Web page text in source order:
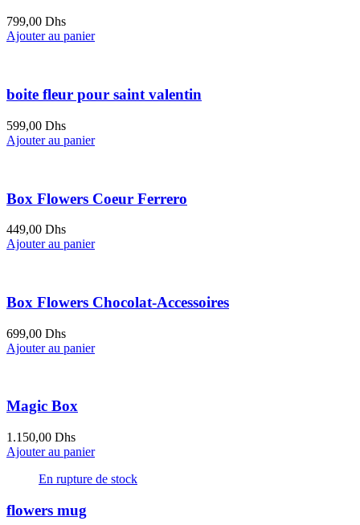
799,00 Dhs
Ajouter au panier
boite fleur pour saint valentin
599,00 Dhs
Ajouter au panier
Box Flowers Coeur Ferrero
449,00 Dhs
Ajouter au panier
Box Flowers Chocolat-Accessoires
699,00 Dhs
Ajouter au panier
Magic Box
1.150,00 Dhs
Ajouter au panier
En rupture de stock
flowers mug